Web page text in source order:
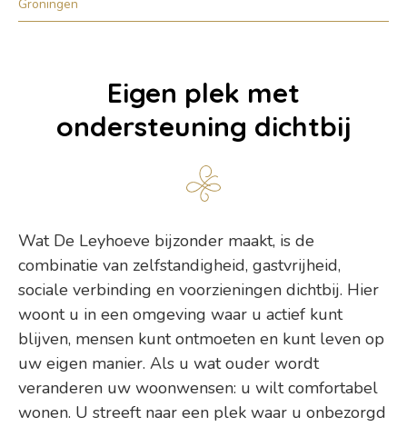
Groningen
Eigen plek met
ondersteuning dichtbij
Wat De Leyhoeve bijzonder maakt, is de
combinatie van zelfstandigheid, gastvrijheid,
sociale verbinding en voorzieningen dichtbij. Hier
woont u in een omgeving waar u actief kunt
blijven, mensen kunt ontmoeten en kunt leven op
uw eigen manier. Als u wat ouder wordt
veranderen uw woonwensen: u wilt comfortabel
wonen. U streeft naar een plek waar u onbezorgd